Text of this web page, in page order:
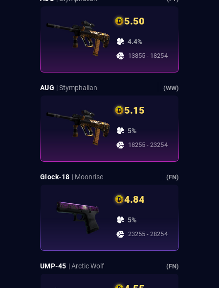
5.50
4.4%
13855 - 18254
AUG | Stymphalian (WW)
5.15
5%
18255 - 23254
Glock-18 | Moonrise (FN)
4.84
5%
23255 - 28254
UMP-45 | Arctic Wolf (FN)